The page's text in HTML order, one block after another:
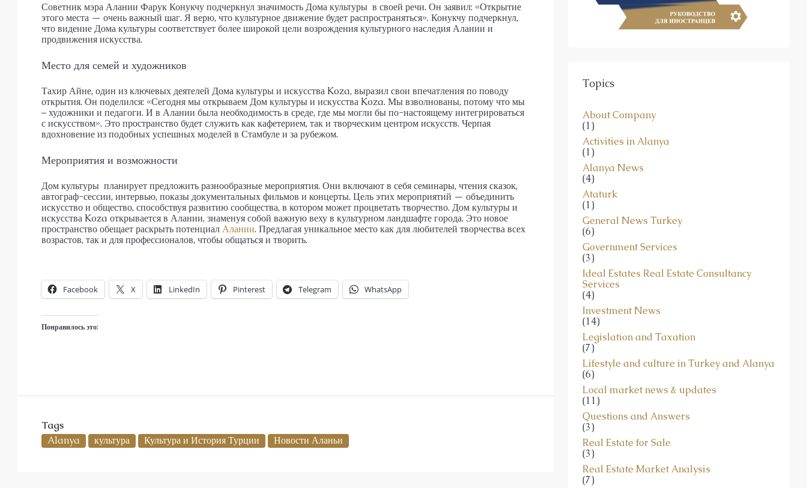
Советник мэра Алании Фарук Конукчу подчеркнул значимость Дома культуры в своей речи. Он заявил: «Открытие
этого места — очень важный шаг. Я верю, что культурное движение будет распространяться». Конукчу подчеркнул,
что видение Дома культуры соответствует более широкой цели возрождения культурного наследия Алании и
продвижения искусства.
Место для семей и художников
Тахир Айне, один из ключевых деятелей Дома культуры и искусства Koza, выразил свои впечатления по поводу
открытия. Он поделился: «Сегодня мы открываем Дом культуры и искусства Koza. Мы взволнованы, потому что мы
– художники и педагоги. И в Алании была необходимость в среде, где мы могли бы по-настоящему интегрироваться
с искусством». Это пространство будет служить как кафетерием, так и творческим центром искусств. Черпая
вдохновение из подобных успешных моделей в Стамбуле и за рубежом.
Мероприятия и возможности
Дом культуры планирует предложить разнообразные мероприятия. Они включают в себя семинары, чтения сказок,
автограф-сессии, интервью, показы документальных фильмов и концерты. Цель этих мероприятий — объединить
искусство и общество, способствуя развитию сообщества, в котором может процветать творчество. Дом культуры и
искусства Koza открывается в Алании, знаменуя собой важную веху в культурном ландшафте города. Это новое
пространство обещает раскрыть потенциалАлании. Предлагая уникальное место как для любителей творчества всех
возрастов, так и для профессионалов, чтобы общаться и творить.
Facebook X LinkedIn Pinterest Telegram WhatsApp
Понравилось это:
Tags
Alanya
культура Культура и История Турции Новости Аланьи
Topics
About Company
(1)
Activities in Alanya
(1)
Alanya News
(4)
Ataturk
(1)
General News Turkey
(6)
Government Services
(3)
Ideal Estates Real Estate Consultancy
Services
(4)
Investment News
(14)
Legislation and Taxation
(7)
Lifestyle and culture in Turkey and Alanya
(6)
Local market news & updates
(11)
Questions and Answers
(3)
Real Estate for Sale
(3)
Real Estate Market Analysis
(7)